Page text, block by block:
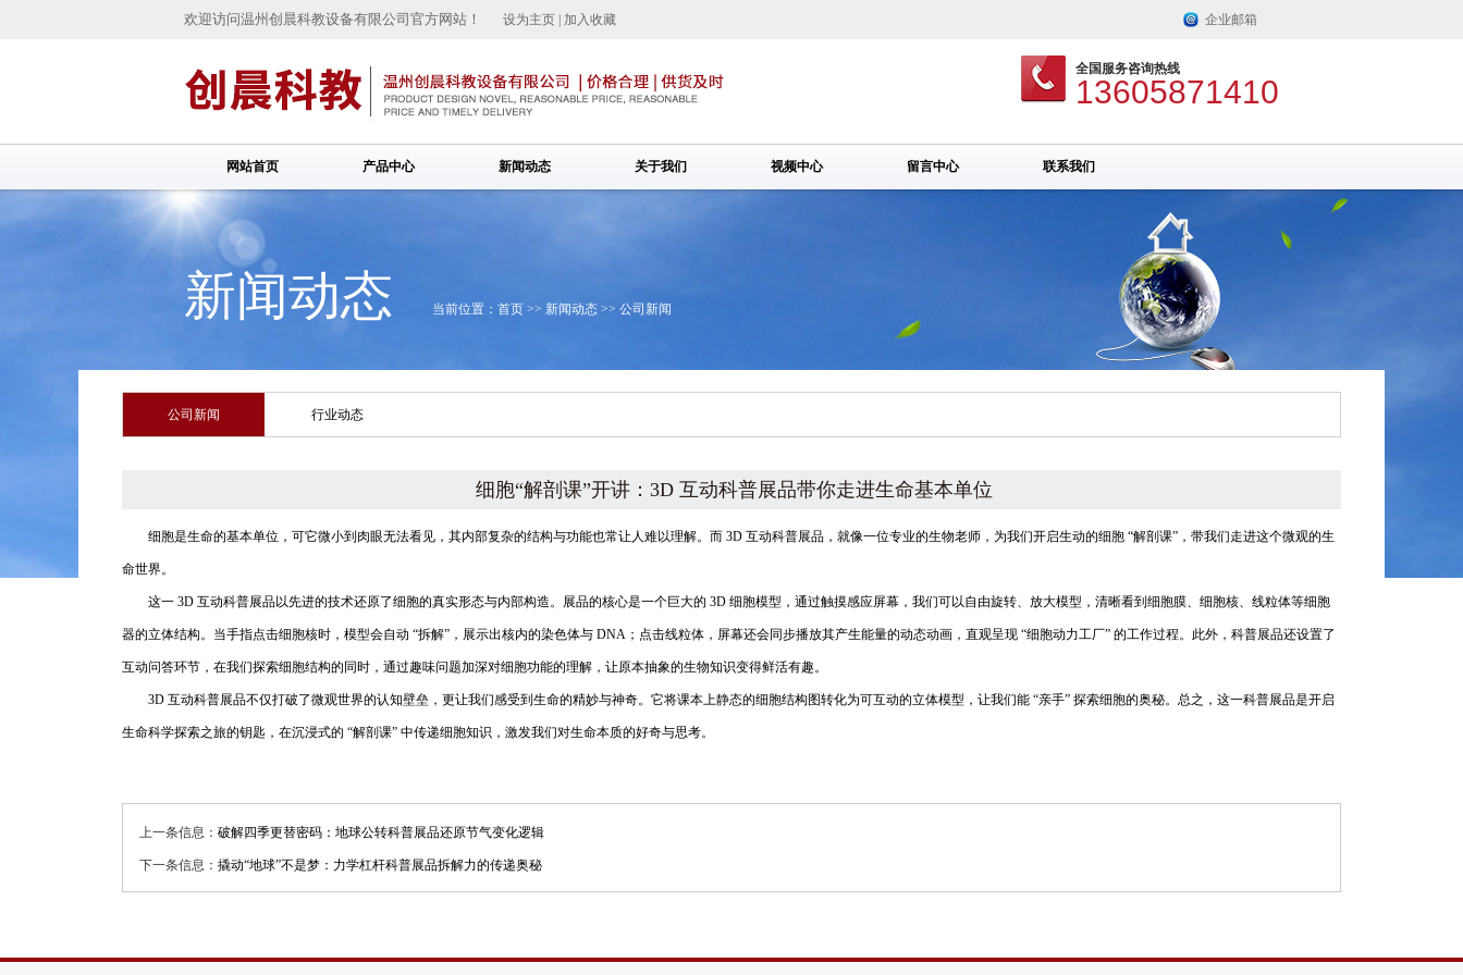
企业邮箱
欢迎访问温州创晨科教设备有限公司官方网站！ 设为主页 加入收藏
全国服务咨询热线
13605871410
网站首页 产品中心 新闻动态 关于我们 视频中心 留言中心 联系我们
新闻动态 当前位置： 首页 >> 新闻动态 >> 公司新闻
公司新闻 行业动态
细胞“解剖课”开讲：3D 互动科普展品带你走进生命基本单位
细胞是生命的基本单位，可它微小到肉眼无法看见，其内部复杂的结构与功能也常让人难以理解。而 3D 互动科普展品，就像一位专业的生物老师，为我们开启生动的细胞 “解剖课”，带我们走进这个微观的生
命世界。
这一 3D 互动科普展品以先进的技术还原了细胞的真实形态与内部构造。展品的核心是一个巨大的 3D 细胞模型，通过触摸感应屏幕，我们可以自由旋转、放大模型，清晰看到细胞膜、细胞核、线粒体等细胞
器的立体结构。当手指点击细胞核时，模型会自动 “拆解”，展示出核内的染色体与 DNA；点击线粒体，屏幕还会同步播放其产生能量的动态动画，直观呈现 “细胞动力工厂” 的工作过程。此外，科普展品还设置了
互动问答环节，在我们探索细胞结构的同时，通过趣味问题加深对细胞功能的理解，让原本抽象的生物知识变得鲜活有趣。
3D 互动科普展品不仅打破了微观世界的认知壁垒，更让我们感受到生命的精妙与神奇。它将课本上静态的细胞结构图转化为可互动的立体模型，让我们能 “亲手” 探索细胞的奥秘。总之，这一科普展品是开启
生命科学探索之旅的钥匙，在沉浸式的 “解剖课” 中传递细胞知识，激发我们对生命本质的好奇与思考。
上一条信息： 破解四季更替密码：地球公转科普展品还原节气变化逻辑
下一条信息： 撬动“地球”不是梦：力学杠杆科普展品拆解力的传递奥秘